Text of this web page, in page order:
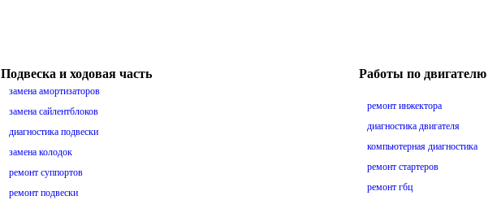
Подвеска и ходовая часть
замена амортизаторов
замена сайлентблоков
диагностика подвески
замена колодок
ремонт суппортов
ремонт подвески
Работы по двигателю
ремонт инжектора
диагностика двигателя
компьютерная диагностика
ремонт стартеров
ремонт гбц